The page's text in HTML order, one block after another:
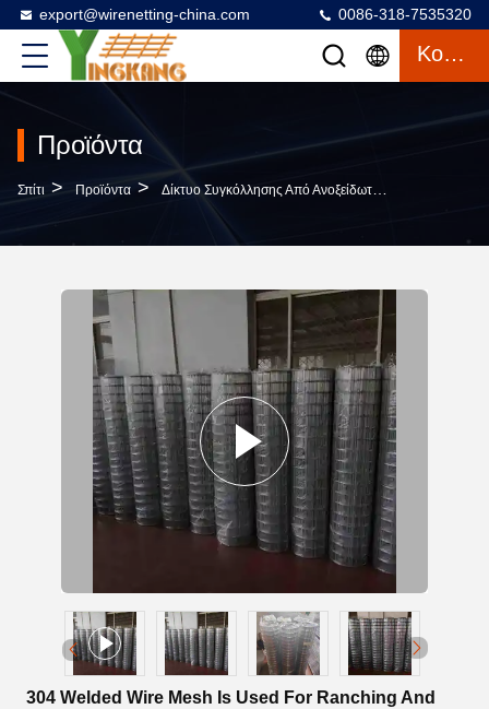
export@wirenetting-china.com 0086-318-7535320
Κουβέντα
Προϊόντα
Σπίτι > Προϊόντα > Δίκτυο Συγκόλλησης Από Ανοξείδωτο Χάλυβα
304 Welded Wire Mesh Is Used For Ranching And